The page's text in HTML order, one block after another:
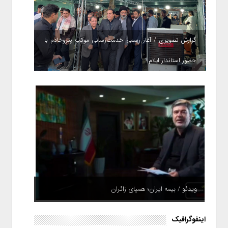
گزارش تصویری / آغاز رسمی خدمت‌رسانی موکب پتروخادم با
حضور استاندار ایلام
ویدئو / بیمه ایران؛ همپای زائران
اینفوگرافیک